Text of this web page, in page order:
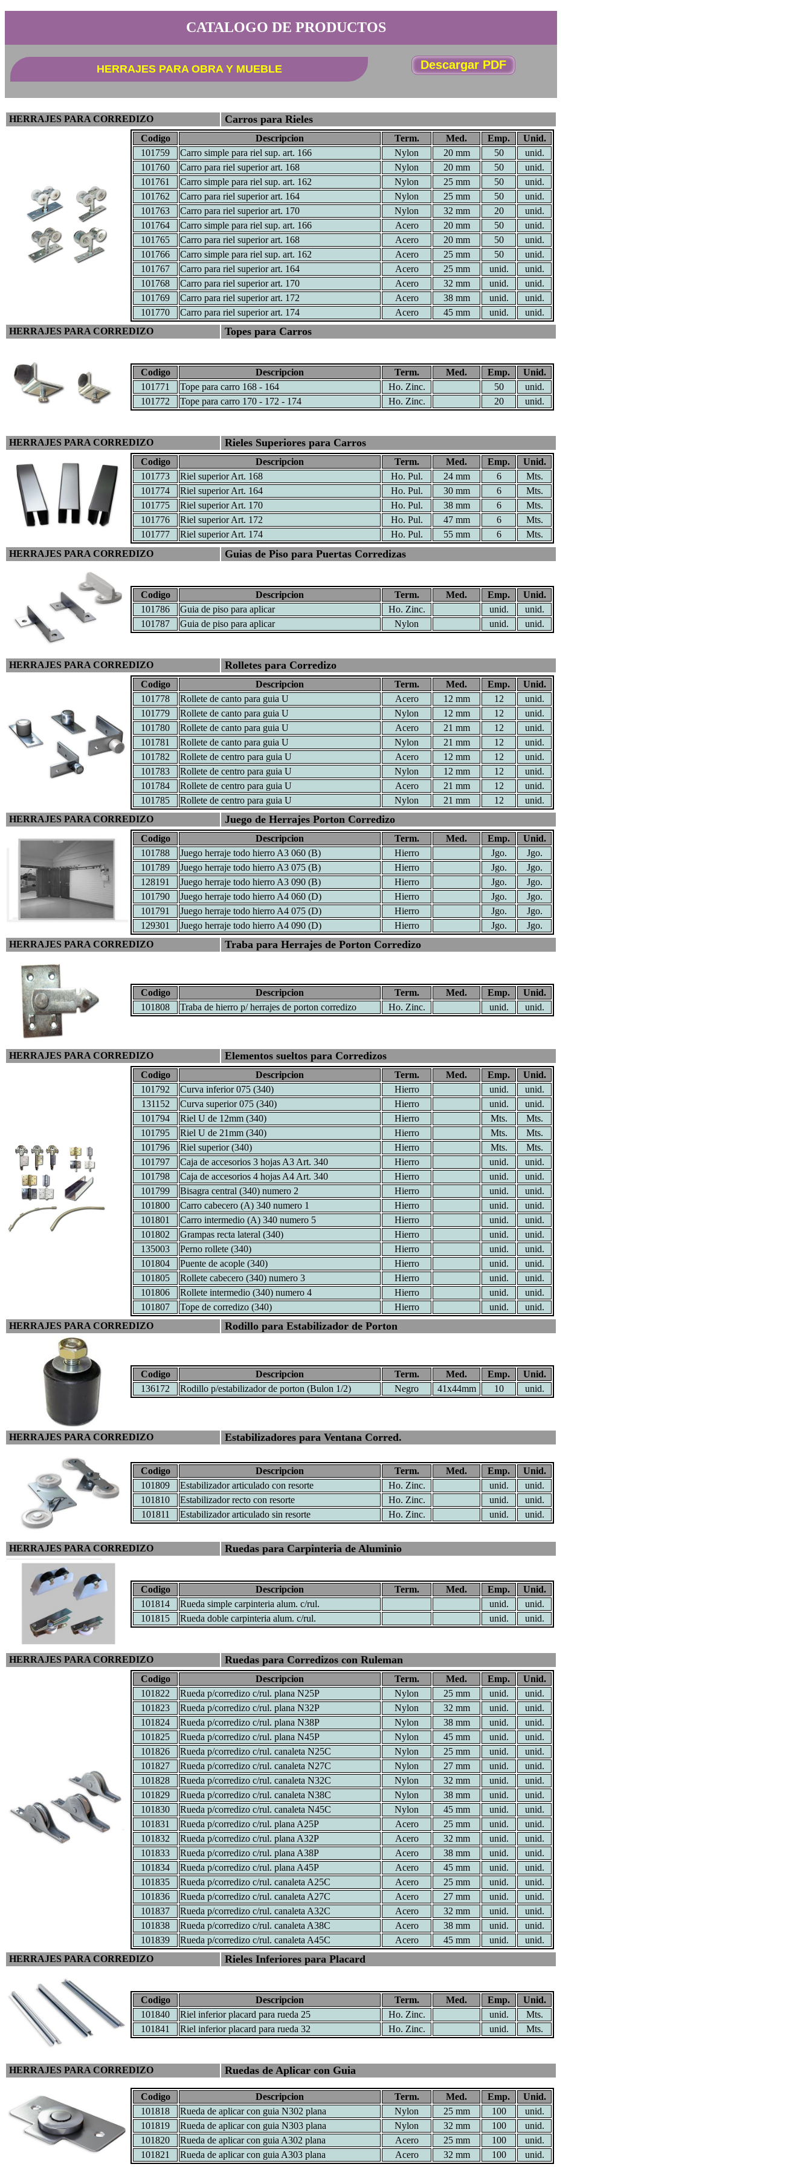
CATALOGO DE PRODUCTOS
HERRAJES PARA OBRA Y MUEBLE Descargar PDF
HERRAJES PARA CORREDIZO Carros para Rieles
Codigo Descripcion Term. Med. Emp.
Unid.
101759
Carro simple para riel sup. art. 166 Nylon 20 mm 50
unid.
101760
Carro para riel superior art. 168 Nylon 20 mm 50
unid.
101761
Carro simple para riel sup. art. 162 Nylon 25 mm 50
unid.
101762
Carro para riel superior art. 164 Nylon 25 mm 50
unid.
101763
Carro para riel superior art. 170 Nylon 32 mm 20
unid.
101764
Carro simple para riel sup. art. 166 Acero 20 mm 50
unid.
101765
Carro para riel superior art. 168 Acero 20 mm 50
unid.
101766
Carro simple para riel sup. art. 162 Acero 25 mm 50
unid.
101767
Carro para riel superior art. 164 Acero 25 mm unid.
unid.
101768
Carro para riel superior art. 170 Acero 32 mm unid.
unid.
101769
Carro para riel superior art. 172 Acero 38 mm unid.
unid.
101770
Carro para riel superior art. 174 Acero 45 mm unid.
unid.
HERRAJES PARA CORREDIZO
Topes para Carros
Codigo Descripcion Term. Med. Emp.
Unid.
101771
Tope para carro 168 - 164 Ho. Zinc. 50
unid.
101772
Tope para carro 170 - 172 - 174 Ho. Zinc. 20 unid.
HERRAJES PARA CORREDIZO Rieles Superiores para Carros
Codigo Descripcion Term. Med. Emp.
Unid.
101773
Riel superior Art. 168 Ho. Pul. 24 mm 6
Mts.
101774
Riel superior Art. 164 Ho. Pul. 30 mm 6
Mts.
101775
Riel superior Art. 170 Ho. Pul. 38 mm 6
Mts.
101776
Riel superior Art. 172 Ho. Pul. 47 mm 6
Mts.
101777
Riel superior Art. 174 Ho. Pul. 55 mm 6
Mts.
HERRAJES PARA CORREDIZO
Guias de Piso para Puertas Corredizas
Codigo Descripcion Term. Med. Emp.
Unid.
101786
Guia de piso para aplicar Ho. Zinc. unid.
unid.
101787
Guia de piso para aplicar Nylon unid. unid.
HERRAJES PARA CORREDIZO Rolletes para Corredizo
Codigo Descripcion Term. Med. Emp.
Unid.
101778
Rollete de canto para guia U Acero 12 mm 12
unid.
101779
Rollete de canto para guia U Nylon 12 mm 12
unid.
101780
Rollete de canto para guia U Acero 21 mm 12
unid.
101781
Rollete de canto para guia U Nylon 21 mm 12
unid.
101782
Rollete de centro para guia U Acero 12 mm 12
unid.
101783
Rollete de centro para guia U Nylon 12 mm 12
unid.
101784
Rollete de centro para guia U Acero 21 mm 12
unid.
101785
Rollete de centro para guia U Nylon 21 mm 12
unid.
HERRAJES PARA CORREDIZO
Juego de Herrajes Porton Corredizo
Codigo Descripcion Term. Med. Emp.
Unid.
101788
Juego herraje todo hierro A3 060 (B) Hierro Jgo.
Jgo.
101789
Juego herraje todo hierro A3 075 (B) Hierro Jgo.
Jgo.
128191
Juego herraje todo hierro A3 090 (B) Hierro Jgo.
Jgo.
101790
Juego herraje todo hierro A4 060 (D) Hierro Jgo.
Jgo.
101791
Juego herraje todo hierro A4 075 (D) Hierro Jgo.
Jgo.
129301
Juego herraje todo hierro A4 090 (D) Hierro Jgo.
Jgo.
HERRAJES PARA CORREDIZO
Traba para Herrajes de Porton Corredizo
Codigo Descripcion Term. Med. Emp.
Unid.
101808
Traba de hierro p/ herrajes de porton corredizo Ho. Zinc. unid. unid.
HERRAJES PARA CORREDIZO Elementos sueltos para Corredizos
Codigo Descripcion Term. Med. Emp.
Unid.
101792
Curva inferior 075 (340) Hierro unid.
unid.
131152
Curva superior 075 (340) Hierro unid.
unid.
101794
Riel U de 12mm (340) Hierro Mts.
Mts.
101795
Riel U de 21mm (340) Hierro Mts.
Mts.
101796
Riel superior (340) Hierro Mts.
Mts.
101797
Caja de accesorios 3 hojas A3 Art. 340 Hierro unid.
unid.
101798
Caja de accesorios 4 hojas A4 Art. 340 Hierro unid.
unid.
101799
Bisagra central (340) numero 2 Hierro unid.
unid.
101800
Carro cabecero (A) 340 numero 1 Hierro unid.
unid.
101801
Carro intermedio (A) 340 numero 5 Hierro unid.
unid.
101802
Grampas recta lateral (340) Hierro unid.
unid.
135003
Perno rollete (340) Hierro unid.
unid.
101804
Puente de acople (340) Hierro unid.
unid.
101805
Rollete cabecero (340) numero 3 Hierro unid.
unid.
101806
Rollete intermedio (340) numero 4 Hierro unid.
unid.
101807
Tope de corredizo (340) Hierro unid.
unid.
HERRAJES PARA CORREDIZO
Rodillo para Estabilizador de Porton
Codigo Descripcion Term. Med. Emp.
Unid.
136172
Rodillo p/estabilizador de porton (Bulon 1/2) Negro 41x44mm 10 unid.
HERRAJES PARA CORREDIZO Estabilizadores para Ventana Corred.
Codigo Descripcion Term. Med. Emp.
Unid.
101809
Estabilizador articulado con resorte Ho. Zinc. unid.
unid.
101810
Estabilizador recto con resorte Ho. Zinc. unid.
unid.
101811
Estabilizador articulado sin resorte Ho. Zinc. unid. unid.
HERRAJES PARA CORREDIZO Ruedas para Carpinteria de Aluminio
Codigo Descripcion Term. Med. Emp.
Unid.
101814
Rueda simple carpinteria alum. c/rul. unid.
unid.
101815
Rueda doble carpinteria alum. c/rul. unid. unid.
HERRAJES PARA CORREDIZO Ruedas para Corredizos con Ruleman
Codigo Descripcion Term. Med. Emp.
Unid.
101822
Rueda p/corredizo c/rul. plana N25P Nylon 25 mm unid.
unid.
101823
Rueda p/corredizo c/rul. plana N32P Nylon 32 mm unid.
unid.
101824
Rueda p/corredizo c/rul. plana N38P Nylon 38 mm unid.
unid.
101825
Rueda p/corredizo c/rul. plana N45P Nylon 45 mm unid.
unid.
101826
Rueda p/corredizo c/rul. canaleta N25C Nylon 25 mm unid.
unid.
101827
Rueda p/corredizo c/rul. canaleta N27C Nylon 27 mm unid.
unid.
101828
Rueda p/corredizo c/rul. canaleta N32C Nylon 32 mm unid.
unid.
101829
Rueda p/corredizo c/rul. canaleta N38C Nylon 38 mm unid.
unid.
101830
Rueda p/corredizo c/rul. canaleta N45C Nylon 45 mm unid.
unid.
101831
Rueda p/corredizo c/rul. plana A25P Acero 25 mm unid.
unid.
101832
Rueda p/corredizo c/rul. plana A32P Acero 32 mm unid.
unid.
101833
Rueda p/corredizo c/rul. plana A38P Acero 38 mm unid.
unid.
101834
Rueda p/corredizo c/rul. plana A45P Acero 45 mm unid.
unid.
101835
Rueda p/corredizo c/rul. canaleta A25C Acero 25 mm unid.
unid.
101836
Rueda p/corredizo c/rul. canaleta A27C Acero 27 mm unid.
unid.
101837
Rueda p/corredizo c/rul. canaleta A32C Acero 32 mm unid.
unid.
101838
Rueda p/corredizo c/rul. canaleta A38C Acero 38 mm unid.
unid.
101839
Rueda p/corredizo c/rul. canaleta A45C Acero 45 mm unid.
unid.
HERRAJES PARA CORREDIZO
Rieles Inferiores para Placard
Codigo Descripcion Term. Med. Emp.
Unid.
101840
Riel inferior placard para rueda 25 Ho. Zinc. unid.
Mts.
101841
Riel inferior placard para rueda 32 Ho. Zinc. unid. Mts.
HERRAJES PARA CORREDIZO Ruedas de Aplicar con Guia
Codigo Descripcion Term. Med. Emp.
Unid.
101818
Rueda de aplicar con guia N302 plana Nylon 25 mm 100
unid.
101819
Rueda de aplicar con guia N303 plana Nylon 32 mm 100
unid.
101820
Rueda de aplicar con guia A302 plana Acero 25 mm 100
unid.
101821
Rueda de aplicar con guia A303 plana Acero 32 mm 100 unid.